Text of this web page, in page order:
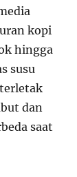
kopi
hingga
susu
dan
saat